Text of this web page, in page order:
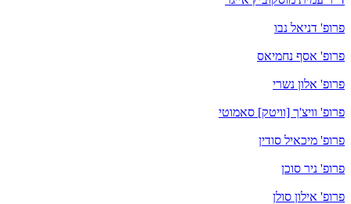
פרופ' דניאל נבו
פרופ' אסף נחמיאס
פרופ' אלון נשרי
פרופ' וויצ'ך [וויטק] סאמוטי
פרופ' מיכאיל סודין
פרופ' ניר סוכן
פרופ' אילון סולן